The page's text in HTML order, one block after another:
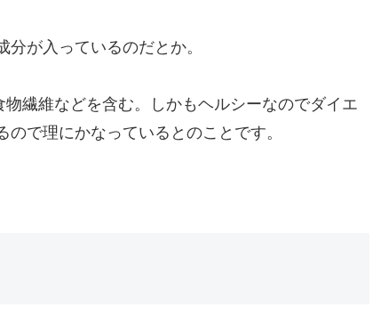
が入っているのだとか。
繊維などを含む。しかもヘルシーなのでダイエ
で理にかなっているとのことです。